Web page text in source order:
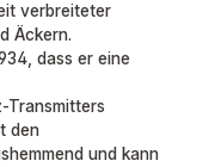
verbreiteter
Äckern.
dass er eine
Transmitters
den
und kann